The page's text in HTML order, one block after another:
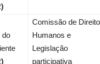
do
Comissão de
Humanos e
Legislação
participativa